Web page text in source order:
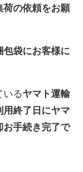
荷の依頼をお願
包袋にお客様に
いるヤマト運輸
用終了日にヤマ
お手続き完了で